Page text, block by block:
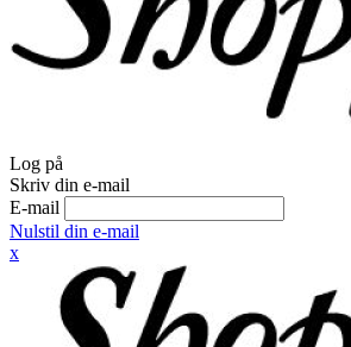
Log på
Skriv din e-mail
E-mail
Nulstil din e-mail
x